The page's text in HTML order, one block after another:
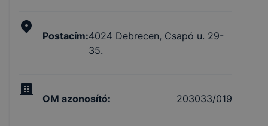
Postacím:4024 Debrecen, Csapó u. 29-
35.
OM azonosító: 203033/019